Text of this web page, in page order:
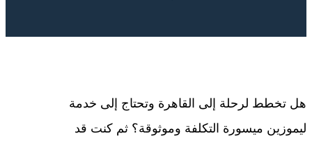
هل تخطط لرحلة إلى القاهرة وتحتاج إلى خدمة
ليموزين ميسورة التكلفة وموثوقة؟ ثم كنت قد